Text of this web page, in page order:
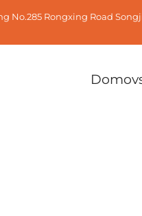
No.285 Rongxing Road